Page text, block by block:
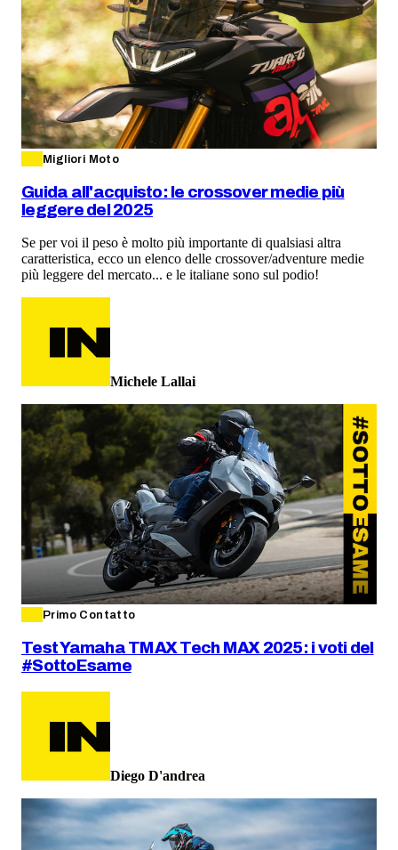
Migliori Moto
Guida all'acquisto: le crossover medie più
leggere del 2025
Se per voi il peso è molto più importante di qualsiasi altra
caratteristica, ecco un elenco delle crossover/adventure medie
più leggere del mercato... e le italiane sono sul podio!
Michele Lallai
Primo Contatto
Test Yamaha TMAX Tech MAX 2025: i voti del
#SottoEsame
Diego D'andrea